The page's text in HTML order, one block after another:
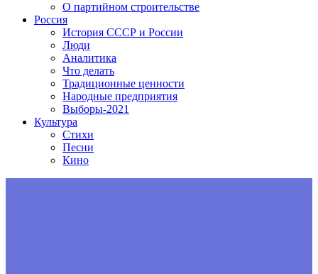
О партийном строительстве
Россия
История СССР и России
Люди
Аналитика
Что делать
Традиционные ценности
Народные предприятия
Выборы-2021
Культура
Стихи
Песни
Кино